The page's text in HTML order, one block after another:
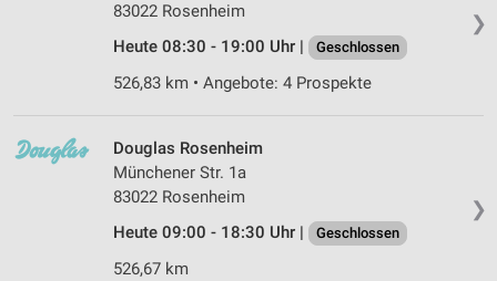
❯
83022 Rosenheim
Heute 08:30 - 19:00 Uhr |
Geschlossen
526,83 km • Angebote: 4 Prospekte
❯
Douglas Rosenheim
Münchener Str. 1a
83022 Rosenheim
Heute 09:00 - 18:30 Uhr |
Geschlossen
526,67 km